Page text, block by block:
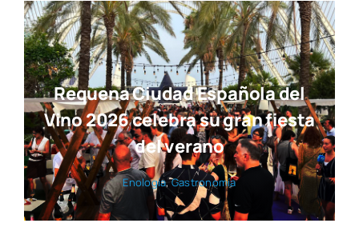
Requena Ciudad Española del
Vino 2026 celebra su gran fiesta
del verano
Eno­lo­gía,Gas­tro­no­mía